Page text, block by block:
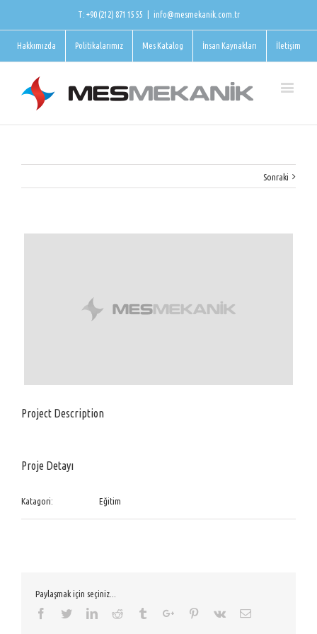
T: +90 (212) 871 15 55 info@mesmekanik.com.tr
Hakkımızda Politikalarımız Mes Katalog İnsan Kaynakları İletişim
Sonraki
Project Description
Proje Detayı
Katagori: Eğitim
Paylaşmak için seçiniz...
Facebook
TwitterLinkedinReddit TumblrGoogle+Pinterest
Vk Email